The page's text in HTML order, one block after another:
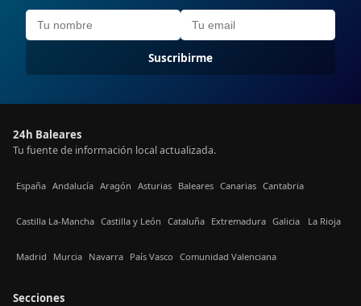
Suscribirme
24h Baleares
Tu fuente de información local actualizada.
España Andalucía Aragón Asturias Baleares Canarias Cantabria
Castilla La-Mancha Castilla y León Cataluña Extremadura Galicia La Rioja
Madrid Murcia Navarra País Vasco Comunidad Valenciana
Secciones